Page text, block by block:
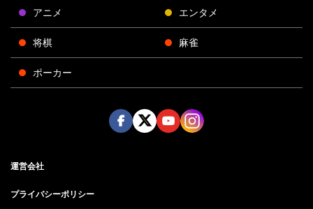
アニメ エンタメ
将棋 麻雀
ポーカー
運営会社
プライバシーポリシー